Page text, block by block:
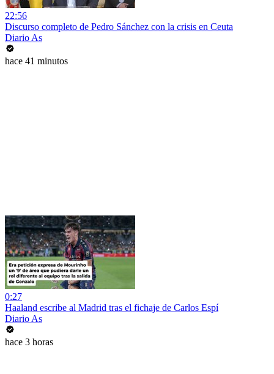
22:56
Discurso completo de Pedro Sánchez con la crisis en Ceuta
Diario As
hace 41 minutos
0:27
Haaland escribe al Madrid tras el fichaje de Carlos Espí
Diario As
hace 3 horas